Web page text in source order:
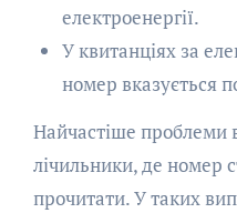
електроенергії.
У квитанціях за
номер вказується
Найчастіше проблеми
лічильники, де номер
прочитати. У таких